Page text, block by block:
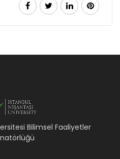
Bilimsel Faaliyetler